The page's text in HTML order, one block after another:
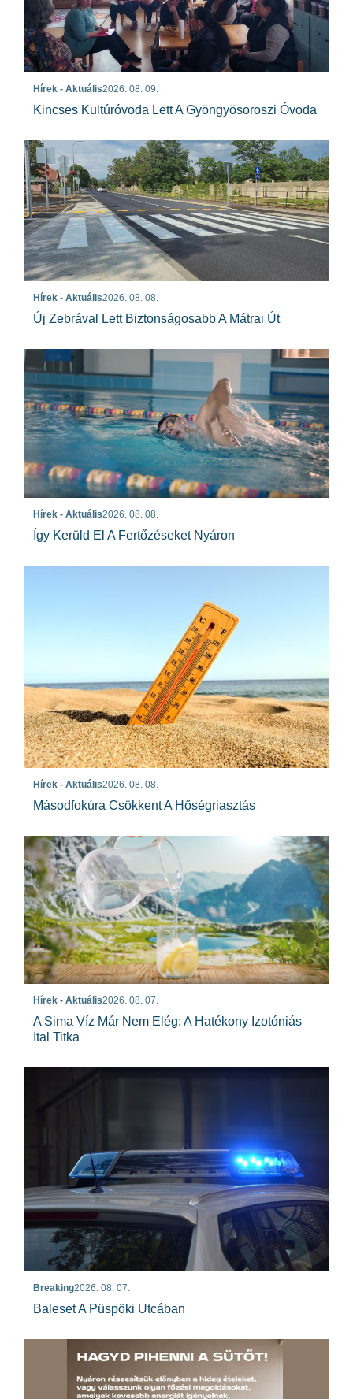
Hírek - Aktuális2026. 08. 09.
Kincses Kultúróvoda Lett A Gyöngyösoroszi Óvoda
Hírek - Aktuális2026. 08. 08.
Új Zebrával Lett Biztonságosabb A Mátrai Út
Hírek - Aktuális2026. 08. 08.
Így Kerüld El A Fertőzéseket Nyáron
Hírek - Aktuális2026. 08. 08.
Másodfokúra Csökkent A Hőségriasztás
Hírek - Aktuális2026. 08. 07.
A Sima Víz Már Nem Elég: A Hatékony Izotóniás
Ital Titka
Breaking2026. 08. 07.
Baleset A Püspöki Utcában